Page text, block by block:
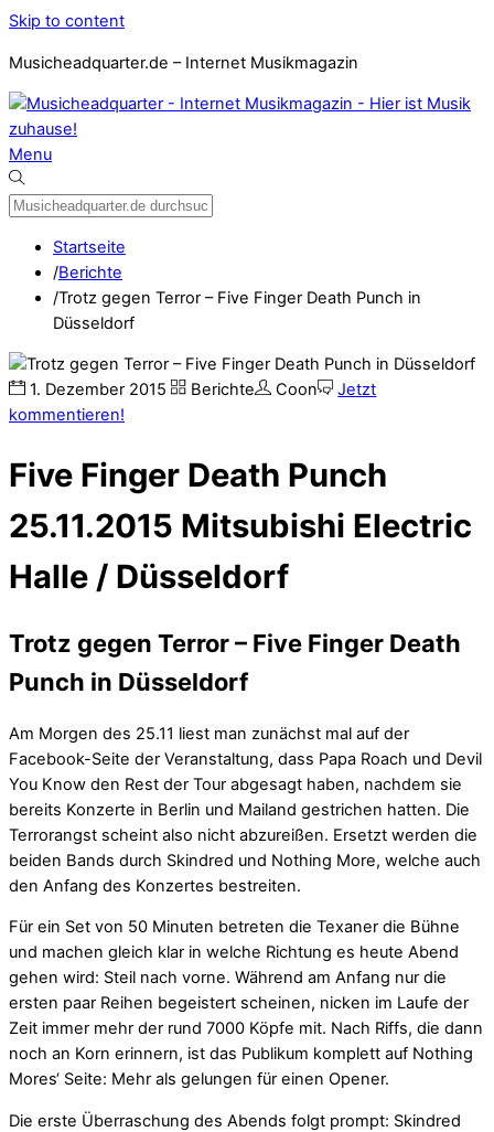
Skip to content
Musicheadquarter.de – Internet Musikmagazin
Menu
Startseite
/Berichte
/Trotz gegen Terror – Five Finger Death Punch in
Düsseldorf
1. Dezember 2015 Berichte Coon
Jetzt
kommentieren!
Five Finger Death Punch
25.11.2015 Mitsubishi Electric
Halle / Düsseldorf
Trotz gegen Terror – Five Finger Death
Punch in Düsseldorf
Am Morgen des 25.11 liest man zunächst mal auf der
Facebook-Seite der Veranstaltung, dass Papa Roach und Devil
You Know den Rest der Tour abgesagt haben, nachdem sie
bereits Konzerte in Berlin und Mailand gestrichen hatten. Die
Terrorangst scheint also nicht abzureißen. Ersetzt werden die
beiden Bands durch Skindred und Nothing More, welche auch
den Anfang des Konzertes bestreiten.
Für ein Set von 50 Minuten betreten die Texaner die Bühne
und machen gleich klar in welche Richtung es heute Abend
gehen wird: Steil nach vorne. Während am Anfang nur die
ersten paar Reihen begeistert scheinen, nicken im Laufe der
Zeit immer mehr der rund 7000 Köpfe mit. Nach Riffs, die dann
noch an Korn erinnern, ist das Publikum komplett auf Nothing
Mores‘ Seite: Mehr als gelungen für einen Opener.
Die erste Überraschung des Abends folgt prompt: Skindred